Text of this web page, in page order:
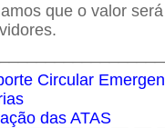
que o valor
Circular
das ATAS